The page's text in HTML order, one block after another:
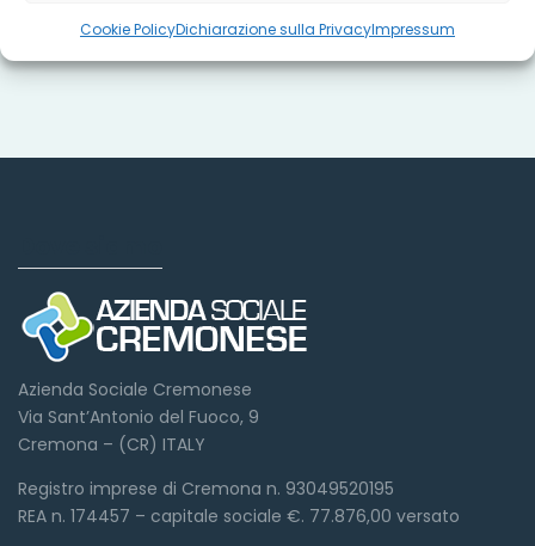
Cookie PolicyDichiarazione sulla PrivacyImpressum
Azienda Sociale Cremonese
Via Sant’Antonio del Fuoco, 9
Cremona – (CR) ITALY
Registro imprese di Cremona n. 93049520195
REA n. 174457 – capitale sociale €. 77.876,00 versato